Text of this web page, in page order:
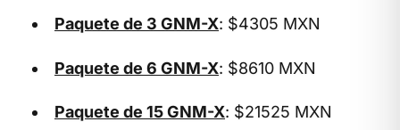
Paquete de 3 GNM-X: $4305 MXN
Paquete de 6 GNM-X: $8610 MXN
Paquete de 15 GNM-X: $21525 MXN